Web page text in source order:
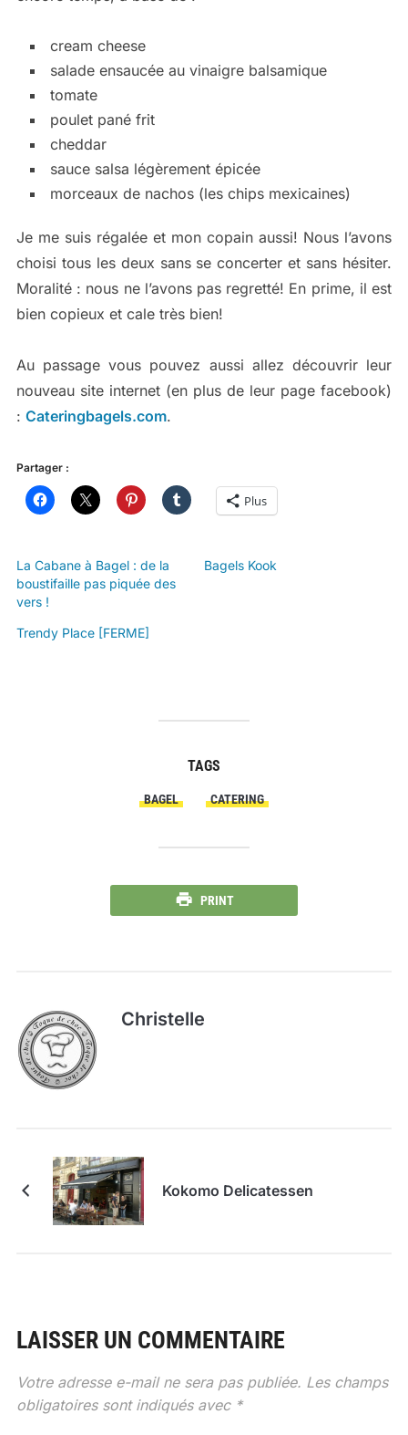
cream cheese
salade ensaucée au vinaigre balsamique
tomate
poulet pané frit
cheddar
sauce salsa légèrement épicée
morceaux de nachos (les chips mexicaines)
Je me suis régalée et mon copain aussi! Nous l’avons
choisi tous les deux sans se concerter et sans hésiter.
Moralité : nous ne l’avons pas regretté! En prime, il est
bien copieux et cale très bien!
Au passage vous pouvez aussi allez découvrir leur
nouveau site internet (en plus de leur page facebook)
: Cateringbagels.com.
Partager :
Plus
La Cabane à Bagel : de la
boustifaille pas piquée des
vers !
Bagels Kook
Trendy Place [FERME]
TAGS
BAGEL CATERING
PRINT
Christelle
Kokomo Delicatessen
LAISSER UN COMMENTAIRE
Votre adresse e-mail ne sera pas publiée. Les champs
obligatoires sont indiqués avec *